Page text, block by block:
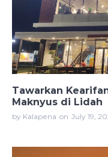
Tawarkan
Maknyus di Lidah
by Kalapena on July 19,